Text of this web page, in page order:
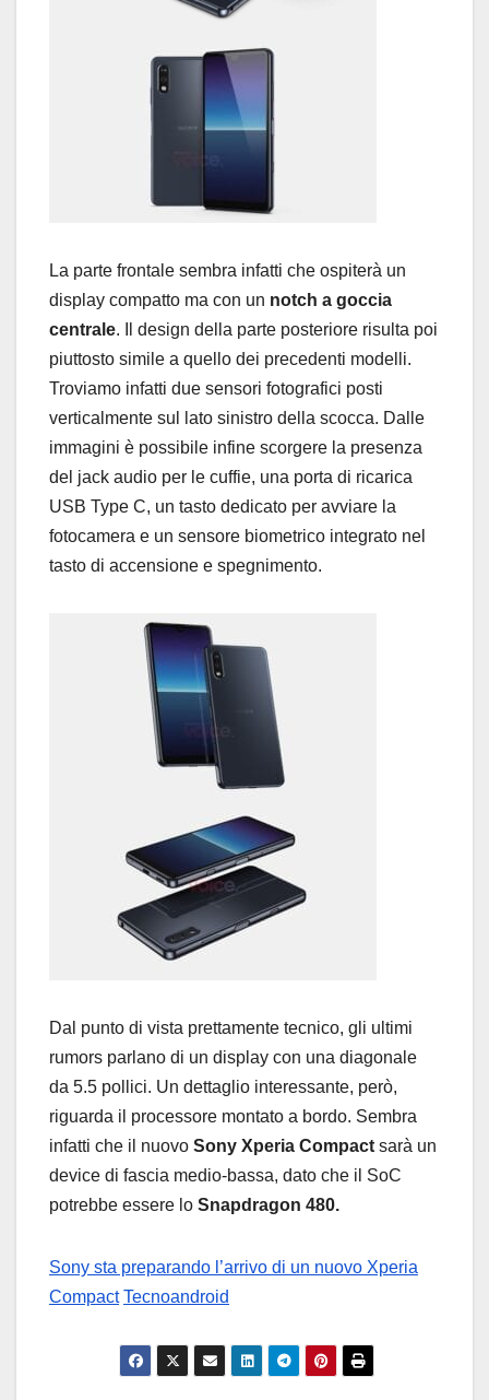
La parte frontale sembra infatti che ospiterà un
display compatto ma con un notch a goccia
centrale. Il design della parte posteriore risulta poi
piuttosto simile a quello dei precedenti modelli.
Troviamo infatti due sensori fotografici posti
verticalmente sul lato sinistro della scocca. Dalle
immagini è possibile infine scorgere la presenza
del jack audio per le cuffie, una porta di ricarica
USB Type C, un tasto dedicato per avviare la
fotocamera e un sensore biometrico integrato nel
tasto di accensione e spegnimento.
Dal punto di vista prettamente tecnico, gli ultimi
rumors parlano di un display con una diagonale
da 5.5 pollici. Un dettaglio interessante, però,
riguarda il processore montato a bordo. Sembra
infatti che il nuovo Sony Xperia Compact sarà un
device di fascia medio-bassa, dato che il SoC
potrebbe essere lo Snapdragon 480.
Sony sta preparando l’arrivo di un nuovo Xperia
Compact Tecnoandroid